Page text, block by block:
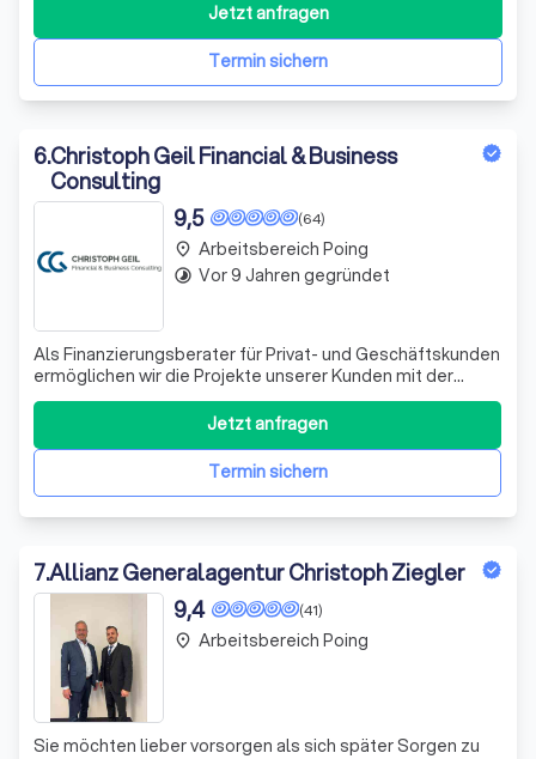
langfristige Tragbarkeit, Vermögensaufbau und Strategie.
Termin sichern
Jetzt anfragen
6.Christoph Geil Financial & Business
Consulting
(64)
9,5
Als Finanzierungsberater für Privat- und Geschäftskunden
ermöglichen wir die Projekte unserer Kunden mit der
passenden Finanzierung! Denn hier gibt es die geilste
Termin sichern
Jetzt anfragen
place Arbeitsbereich Poing
timelapse Vor 9 Jahren gegründet
7.Allianz Generalagentur Christoph Ziegler
(41)
9,4
Sie möchten lieber vorsorgen als sich später Sorgen zu
place Arbeitsbereich Poing